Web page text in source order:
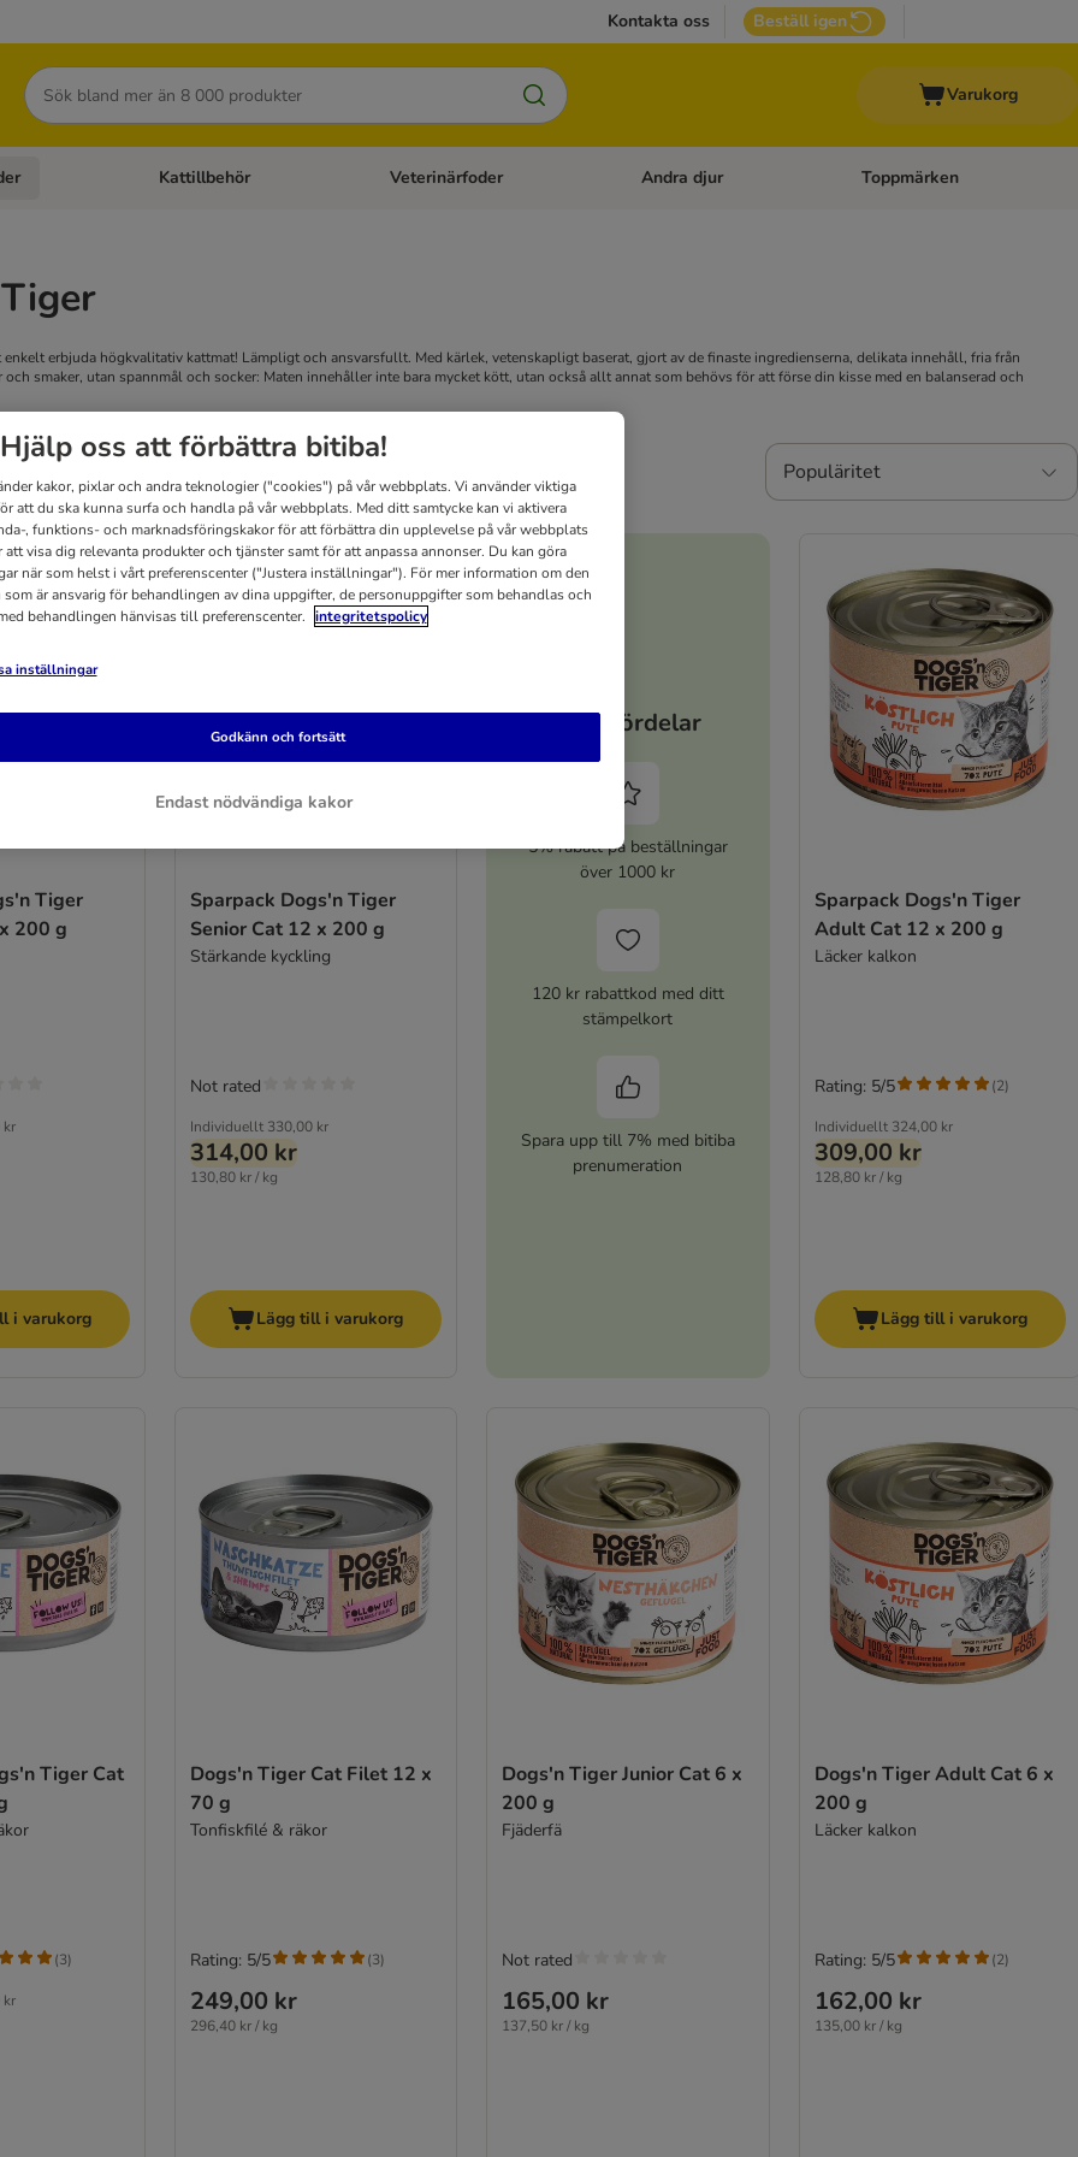
Kontakta oss Beställ igen
Sök
Varukorg
menu: HundtillbehörOpen category menu: Kattfoder
Kattillbehör Open category menu: Kattillbehör
Veterinärfoder Open category menu: Veterinärfoder
Andra djur Open category menu: Andra
Toppmärken
erbjuda högkvalitativ kattmat! Lämpligt och ansvarsfullt. Med kärlek, vetenskapligt baserat, gjort av de finaste ingredienserna, delikata innehåll, fria från
smaker, utan spannmål och socker: Maten innehåller inte bara mycket kött, utan också allt annat som behövs för att förse din kisse med en balanserad och
Populäritet
Tiger
200 g
kr
i varukorg
Sparpack Dogs'n Tiger
Senior Cat 12 x 200 g
Stärkande kyckling
Individuellt 330,00 kr
314,00 kr
130,80 kr / kg
Not rated
Lägg till i varukorg
Dina fördelar
5% rabatt på beställningar
över 1000 kr
120 kr rabattkod med ditt
stämpelkort
Spara upp till 7% med bitiba
prenumeration
Sparpack Dogs'n Tiger
Adult Cat 12 x 200 g
Läcker kalkon
Individuellt 324,00 kr
309,00 kr
128,80 kr / kg
Rating: 5/5 (2)
Lägg till i varukorg
Tiger Cat
kr
(3)
Dogs'n Tiger Cat Filet 12 x
70 g
Tonfiskfilé & räkor
249,00 kr
296,40 kr / kg
Rating: 5/5 (3)
Dogs'n Tiger Junior Cat 6 x
200 g
Fjäderfä
165,00 kr
137,50 kr / kg
Not rated
Dogs'n Tiger Adult Cat 6 x
200 g
Läcker kalkon
162,00 kr
135,00 kr / kg
Rating: 5/5 (2)
Hjälp oss att förbättra bitiba!
kakor, pixlar och andra teknologier ("cookies") på vår webbplats. Vi använder viktiga
att du ska kunna surfa och handla på vår webbplats. Med ditt samtycke kan vi aktivera
, funktions- och marknadsföringskakor för att förbättra din upplevelse på vår webbplats
att visa dig relevanta produkter och tjänster samt för att anpassa annonser. Du kan göra
när som helst i vårt preferenscenter ("Justera inställningar"). För mer information om den
som är ansvarig för behandlingen av dina uppgifter, de personuppgifter som behandlas och
behandlingen hänvisas till preferenscenter. integritetspolicy
inställningar
Endast nödvändiga kakor
Godkänn och fortsätt